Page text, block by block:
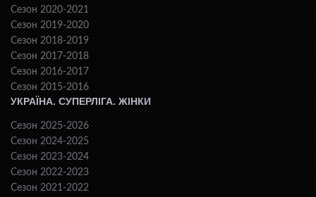
Сезон 2020-2021
Сезон 2019-2020
Сезон 2018-2019
Сезон 2017-2018
Сезон 2016-2017
Сезон 2015-2016
УКРАЇНА. СУПЕРЛІГА. ЖІНКИ
Сезон 2025-2026
Сезон 2024-2025
Сезон 2023-2024
Сезон 2022-2023
Сезон 2021-2022